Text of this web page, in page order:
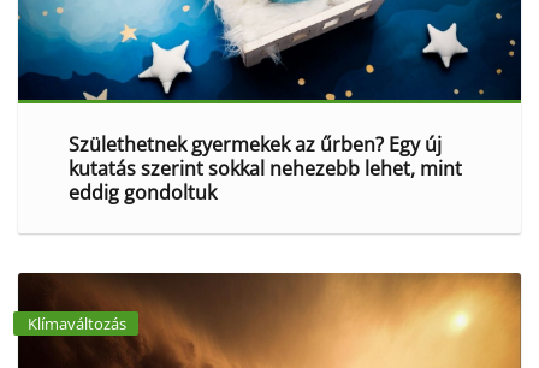
Születhetnek gyermekek az űrben? Egy új
kutatás szerint sokkal nehezebb lehet, mint
eddig gondoltuk
Klímaváltozás